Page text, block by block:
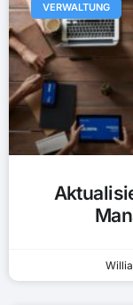
VERWALTUNG